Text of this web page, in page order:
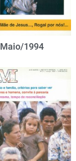
Maio/1994